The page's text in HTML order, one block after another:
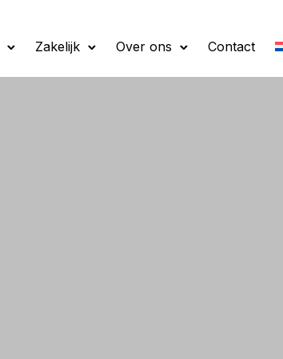
Zakelijk Over ons Contact